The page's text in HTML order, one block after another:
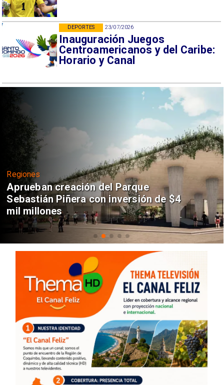
23/07/2026
Inauguración Juegos
Centroamericanos y del Caribe:
Horario y Canal
DEPORTES
Regiones
Aprueban creación del Parque
Sebastián Piñera con inversión de $4
mil millones